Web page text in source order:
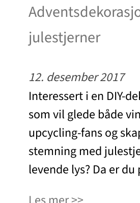
julestjerner
12. desember 2017
Interessert i en DIY-
som vil glede både
upcycling-fans og
stemning med
levende lys? Da er